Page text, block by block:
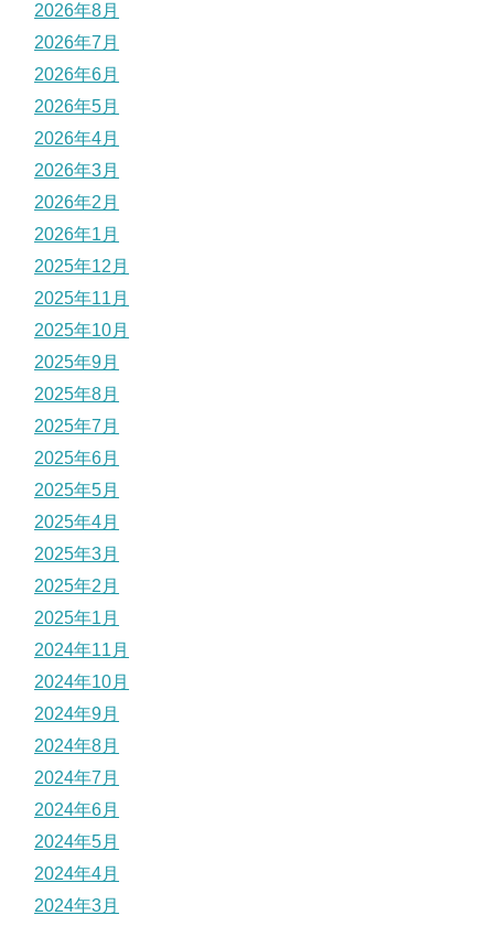
2026年8月
2026年7月
2026年6月
2026年5月
2026年4月
2026年3月
2026年2月
2026年1月
2025年12月
2025年11月
2025年10月
2025年9月
2025年8月
2025年7月
2025年6月
2025年5月
2025年4月
2025年3月
2025年2月
2025年1月
2024年11月
2024年10月
2024年9月
2024年8月
2024年7月
2024年6月
2024年5月
2024年4月
2024年3月